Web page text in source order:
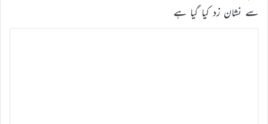
سے نشان زد کیا گیا ہے